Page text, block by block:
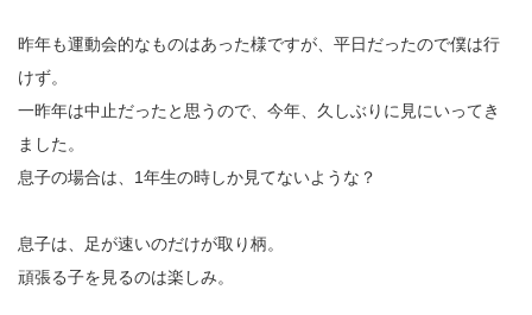
昨年も運動会的なものはあった様ですが、平日だったので僕は行
けず。
一昨年は中止だったと思うので、今年、久しぶりに見にいってき
ました。
息子の場合は、1年生の時しか見てないような？
息子は、足が速いのだけが取り柄。
頑張る子を見るのは楽しみ。